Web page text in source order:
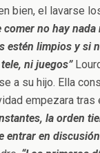
bien, el lavarse
comer no hay
estén limpios y si
ni juegos”
a su hijo. Ella
empezara tras
la orden
entrar en